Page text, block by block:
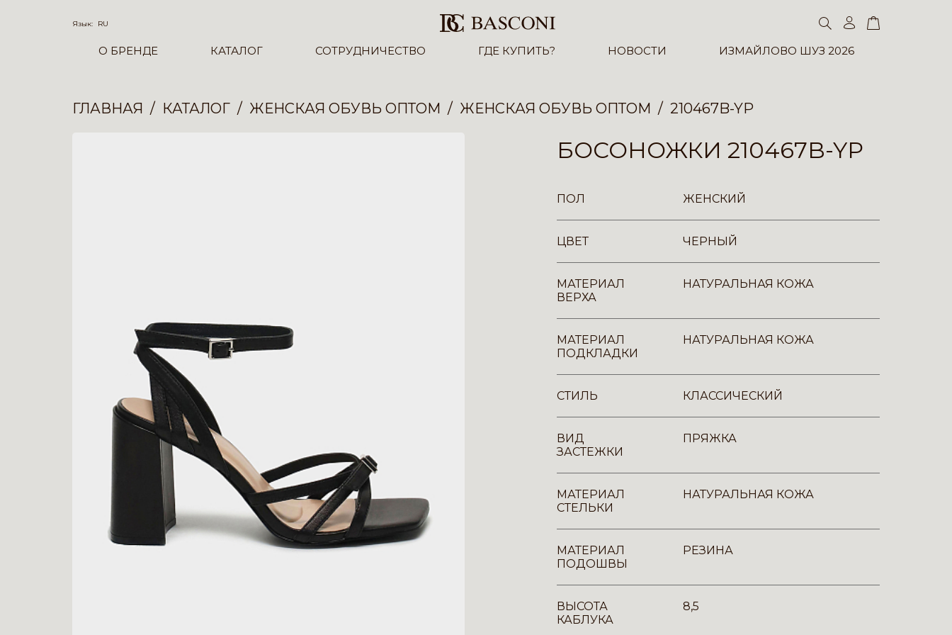
Язык: RU
О БРЕНДЕ КАТАЛОГ СОТРУДНИЧЕСТВО ГДЕ КУПИТЬ? НОВОСТИ ИЗМАЙЛОВО ШУЗ 2026
ГЛАВНАЯ КАТАЛОГ ЖЕНСКАЯ ОБУВЬ ОПТОМ ЖЕНСКАЯ ОБУВЬ ОПТОМ 210467B-YP
БОСОНОЖКИ 210467B-YP
ПОЛ ЖЕНСКИЙ
ЦВЕТ ЧЕРНЫЙ
МАТЕРИАЛ
ВЕРХА
НАТУРАЛЬНАЯ КОЖА
МАТЕРИАЛ
ПОДКЛАДКИ
НАТУРАЛЬНАЯ КОЖА
СТИЛЬ КЛАССИЧЕСКИЙ
ВИД
ЗАСТЕЖКИ
ПРЯЖКА
МАТЕРИАЛ
СТЕЛЬКИ
НАТУРАЛЬНАЯ КОЖА
МАТЕРИАЛ
ПОДОШВЫ
РЕЗИНА
ВЫСОТА
КАБЛУКА
8,5